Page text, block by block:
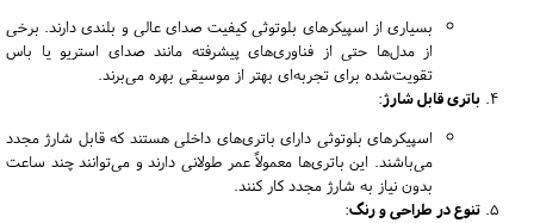
بسیاری از اسپیکرهای بلوتوثی کیفیت صدای عالی و بلندی دارند. برخی
از مدل‌ها حتی از فناوری‌های پیشرفته مانند صدای استریو یا باس
تقویت‌شده برای تجربه‌ای بهتر از موسیقی بهره می‌برند.
باتری قابل شارژ:
اسپیکرهای بلوتوثی دارای باتری‌های داخلی هستند که قابل شارژ مجدد
می‌باشند. این باتری‌ها معمولاً عمر طولانی دارند و می‌توانند چند ساعت
بدون نیاز به شارژ مجدد کار کنند.
تنوع در طراحی و رنگ: